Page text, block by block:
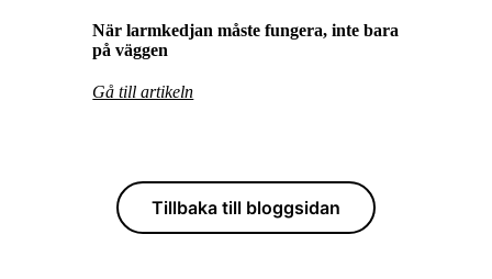
När larmkedjan måste fungera, inte bara
på väggen
Gå till artikeln
Tillbaka till bloggsidan